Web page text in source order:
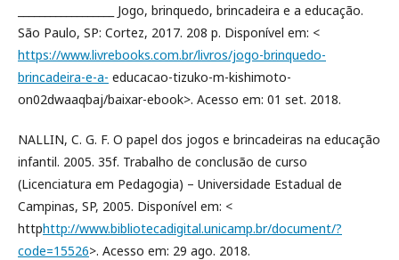
__________________ Jogo, brinquedo, brincadeira e a educação.
São Paulo, SP: Cortez, 2017. 208 p. Disponível em: <
https://www.livrebooks.com.br/livros/jogo-brinquedo-
brincadeira-e-a- educacao-tizuko-m-kishimoto-
on02dwaaqbaj/baixar-ebook>. Acesso em: 01 set. 2018.
NALLIN, C. G. F. O papel dos jogos e brincadeiras na educação
infantil. 2005. 35f. Trabalho de conclusão de curso
(Licenciatura em Pedagogia) – Universidade Estadual de
Campinas, SP, 2005. Disponível em: <
httphttp://www.bibliotecadigital.unicamp.br/document/?
code=15526>. Acesso em: 29 ago. 2018.